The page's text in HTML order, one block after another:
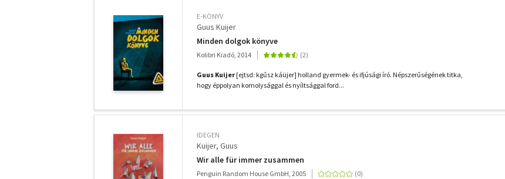
E-KÖNYV
Guus Kuijer
Minden dolgok könyve
Kolibri Kiadó, 2014
Guus Kuijer [ejtsd: kgűsz káüjer] holland gyermek- és ifjúsági író. Népszerűségének titka,
hogy éppolyan komolysággal és nyíltsággal ford...
IDEGEN
Kuijer, Guus
Wir alle für immer zusammen
Penguin Random House GmbH, 2005